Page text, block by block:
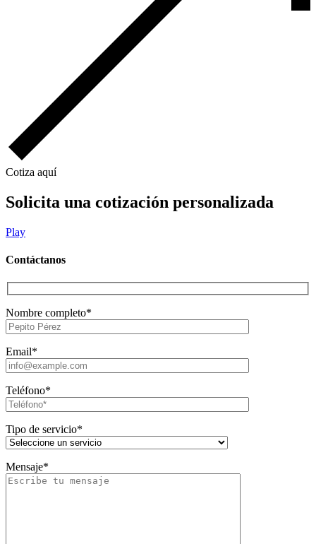
Cotiza aquí
Solicita una cotización personalizada
Play
Contáctanos
Nombre completo*
Email*
Teléfono*
Tipo de servicio*
Mensaje*